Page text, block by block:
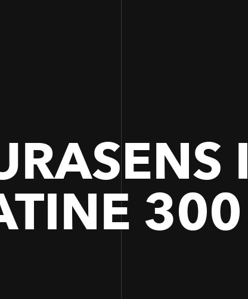
I
300